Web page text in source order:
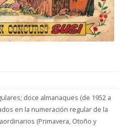
doce almanaques (de 1952 a
en la numeración regular de la
(Primavera, Otoño y